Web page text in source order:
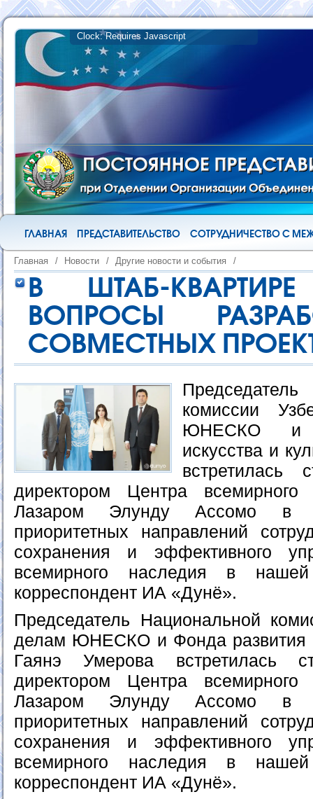
ГЛАВНАЯ ПРЕДСТАВИТЕЛЬСТВО СОТРУДНИЧЕСТВО С
Главная / Новости / Другие новости и события /
В ШТАБ-
ВОПРОСЫ
СОВМЕСТНЫХ
комиссии
ЮНЕСКО и
искусства и
встретилась
директором Центра
Лазаром Элунду Ассомо в
приоритетных направлений
сохранения и эффективного
всемирного наследия в
корреспондент ИА «Дунё».
Председатель Национальной
делам ЮНЕСКО и Фонда развития
Гаянэ Умерова встретилась
директором Центра
Лазаром Элунду Ассомо в
приоритетных направлений
сохранения и эффективного
всемирного наследия в
корреспондент ИА «Дунё».